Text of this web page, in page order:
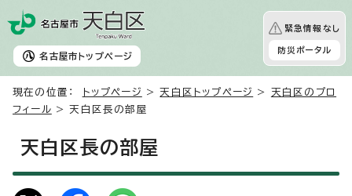
名古屋市 トップページ
緊急情報なし
防災ポータル
現在の位置： トップページ >天白区トップページ > 天白区のプロ
フィール > 天白区長の部屋
天白区長の部屋